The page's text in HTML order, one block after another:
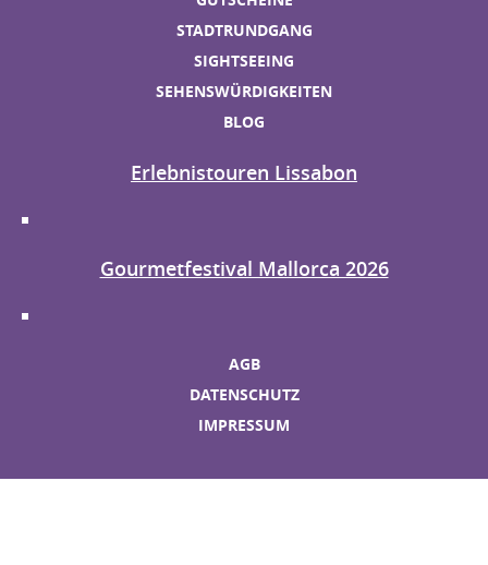
STADTRUNDGANG
SIGHTSEEING
SEHENSWÜRDIGKEITEN
BLOG
Erlebnistouren Lissabon
Gourmetfestival Mallorca 2026
AGB
DATENSCHUTZ
IMPRESSUM